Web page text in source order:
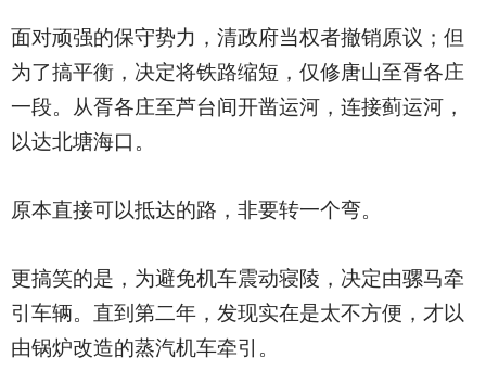
面对顽强的保守势力，清政府当权者撤销原议；但
为了搞平衡，决定将铁路缩短，仅修唐山至胥各庄
一段。从胥各庄至芦台间开凿运河，连接蓟运河，
以达北塘海口。
原本直接可以抵达的路，非要转一个弯。
更搞笑的是，为避免机车震动寝陵，决定由骡马牵
引车辆。直到第二年，发现实在是太不方便，才以
由锅炉改造的蒸汽机车牵引。